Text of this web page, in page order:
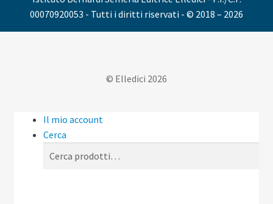
00070920053 - Tutti i diritti riservati - © 2018 – 2026
© Elledici 2026
Il mio account
Cerca